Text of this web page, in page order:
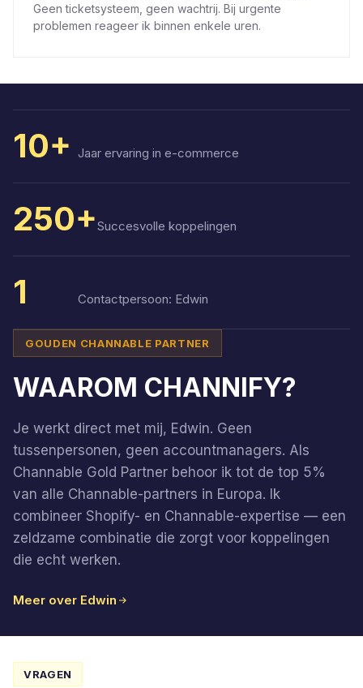
Geen ticketsysteem, geen wachtrij. Bij urgente
problemen reageer ik binnen enkele uren.
10+ Jaar ervaring in e-commerce
250+Succesvolle koppelingen
1 Contactpersoon: Edwin
GOUDEN CHANNABLE PARTNER
WAAROM CHANNIFY?
Je werkt direct met mij, Edwin. Geen
tussenpersonen, geen accountmanagers. Als
Channable Gold Partner behoor ik tot de top 5%
van alle Channable-partners in Europa. Ik
combineer Shopify- en Channable-expertise — een
zeldzame combinatie die zorgt voor koppelingen
die echt werken.
Meer over Edwin
VRAGEN